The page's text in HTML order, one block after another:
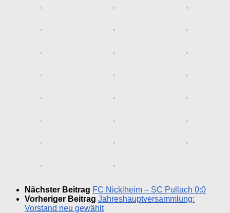
Nächster Beitrag FC Nicklheim – SC Pullach 0:0
Vorheriger Beitrag Jahreshauptversammlung:
Vorstand neu gewählt